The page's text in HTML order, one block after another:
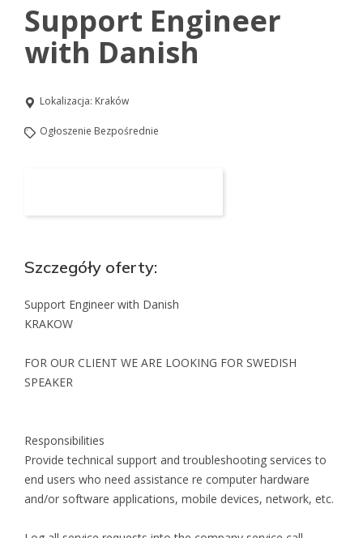
Support Engineer
with Danish
Lokalizacja: Kraków
Ogłoszenie Bezpośrednie
Szczegóły oferty:
Support Engineer with Danish
KRAKOW
FOR OUR CLIENT WE ARE LOOKING FOR SWEDISH
SPEAKER
Responsibilities
Provide technical support and troubleshooting services to
end users who need assistance re computer hardware
and/or software applications, mobile devices, network, etc.